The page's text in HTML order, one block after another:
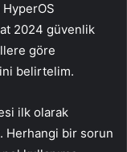
2024 güvenlik
göre
belirtelim.
ilk olarak
Herhangi bir sorun